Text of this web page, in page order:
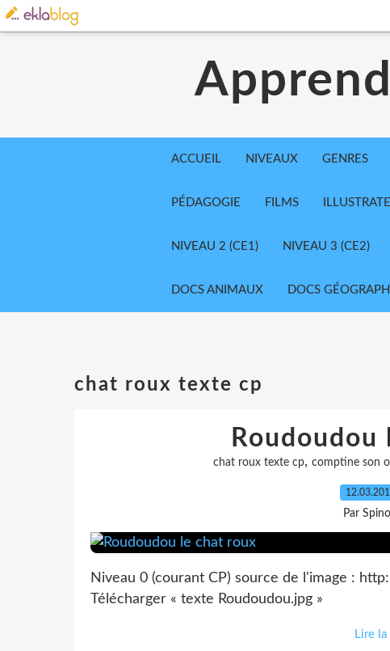
ACCUEIL NIVEAUX GENRES
PÉDAGOGIE FILMS
NIVEAU 2 (CE1) NIVEAU 3 (CE2)
DOCS ANIMAUX DOCS
chat roux texte cp
chat roux texte cp, comptine son
Par
Niveau 0 (courant CP) source de l'image :
Télécharger « texte Roudoudou.jpg »
Lire